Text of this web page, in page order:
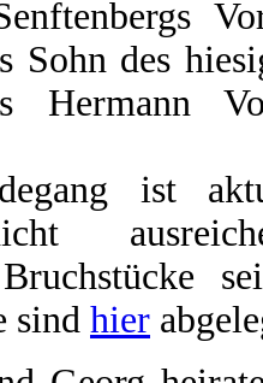
Sohn des
Hermann
ist
sind hier